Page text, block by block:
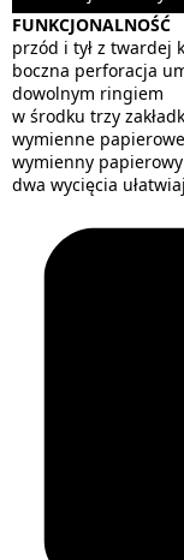
FUNKCJONALNOŚĆ
przód i tył z twardej
boczna perforacja
dowolnym ringiem
w środku trzy
wymienne papierowe
wymienny
dwa wycięcia